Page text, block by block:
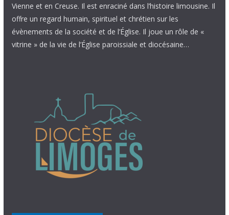
Vienne et en Creuse. Il est enraciné dans l’histoire limousine. Il
offre un regard humain, spirituel et chrétien sur les
évènements de la société et de l’Église. Il joue un rôle de «
vitrine » de la vie de l’Église paroissiale et diocésaine…